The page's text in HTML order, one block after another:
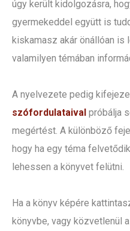
úgy került kidolgozásra,
gyermekeddel együtt is
kiskamasz akár önállóan is
valamilyen témában
A nyelvezete pedig
szófordulataival próbálja
megértést. A különböző
hogy ha egy téma
lehessen a könyvet felütni.
Ha a könyv képére
könyvbe, vagy közvetlenül